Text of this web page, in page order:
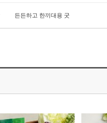
든든하고 한끼대용 굿